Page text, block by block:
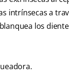
intrínsecas a
los